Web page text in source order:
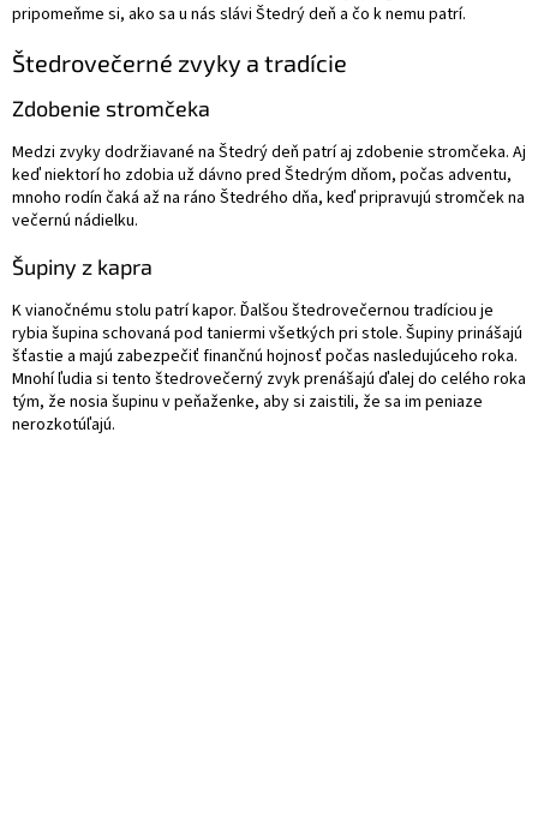
pripomeňme si, ako sa u nás slávi Štedrý deň a čo k nemu patrí.
Štedrovečerné zvyky a tradície
Zdobenie stromčeka
Medzi zvyky dodržiavané na Štedrý deň patrí aj zdobenie stromčeka. Aj
keď niektorí ho zdobia už dávno pred Štedrým dňom, počas adventu,
mnoho rodín čaká až na ráno Štedrého dňa, keď pripravujú stromček na
večernú nádielku.
Šupiny z kapra
K vianočnému stolu patrí kapor. Ďalšou štedrovečernou tradíciou je
rybia šupina schovaná pod taniermi všetkých pri stole. Šupiny prinášajú
šťastie a majú zabezpečiť finančnú hojnosť počas nasledujúceho roka.
Mnohí ľudia si tento štedrovečerný zvyk prenášajú ďalej do celého roka
tým, že nosia šupinu v peňaženke, aby si zaistili, že sa im peniaze
nerozkotúľajú.